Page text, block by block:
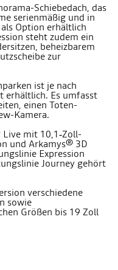
Schiebedach, das
serienmäßig und in
Option erhältlich
steht zudem ein
beheizbarem
zur
ist je nach
erhältlich. Es umfasst
einen Toten-
Kamera.
mit 10,1‑Zoll-
und Arkamys® 3D
Expression
Journey gehört
verschiedene
sowie
Größen bis 19 Zoll